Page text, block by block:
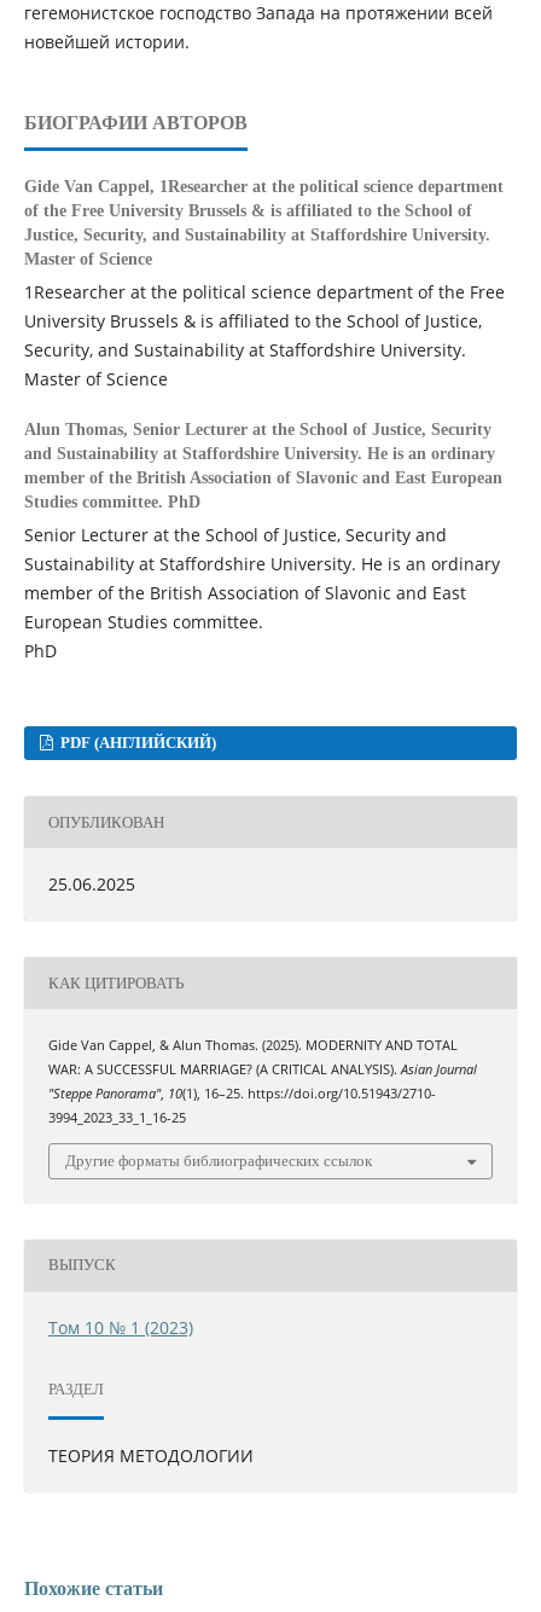
гегемонистское господство Запада на протяжении всей
новейшей истории.
БИОГРАФИИ АВТОРОВ
Gide Van Cappel, 1Researcher at the political science department
of the Free University Brussels & is affiliated to the School of
Justice, Security, and Sustainability at Staffordshire University.
Master of Science
1Researcher at the political science department of the Free
University Brussels & is affiliated to the School of Justice,
Security, and Sustainability at Staffordshire University.
Master of Science
Alun Thomas, Senior Lecturer at the School of Justice, Security
and Sustainability at Staffordshire University. He is an ordinary
member of the British Association of Slavonic and East European
Studies committee. PhD
Senior Lecturer at the School of Justice, Security and
Sustainability at Staffordshire University. He is an ordinary
member of the British Association of Slavonic and East
European Studies committee.
PhD
PDF (АНГЛИЙСКИЙ)
ОПУБЛИКОВАН
25.06.2025
КАК ЦИТИРОВАТЬ
Gide Van Cappel, & Alun Thomas. (2025). MODERNITY AND TOTAL
WAR: A SUCCESSFUL MARRIAGE? (A CRITICAL ANALYSIS).Asian Journal
"Steppe Panorama", 10(1), 16–25. https://doi.org/10.51943/2710-
3994_2023_33_1_16-25
Другие форматы библиографических ссылок
ВЫПУСК
Том 10 № 1 (2023)
РАЗДЕЛ
ТЕОРИЯ МЕТОДОЛОГИИ
Похожие статьи